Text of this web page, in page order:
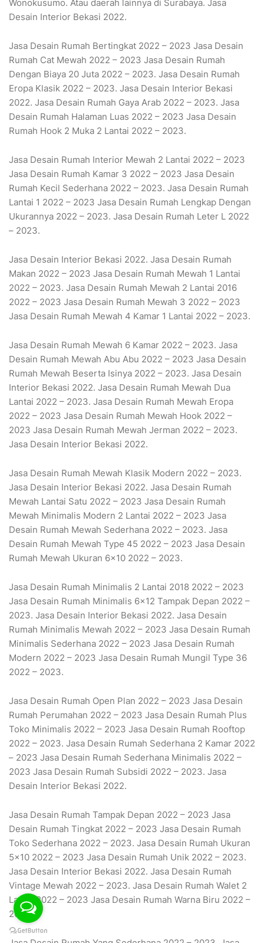
Wonokusumo. Atau daerah lainnya di Surabaya. Jasa
Desain Interior Bekasi 2022.
Jasa Desain Rumah Bertingkat 2022 – 2023 Jasa Desain
Rumah Cat Mewah 2022 – 2023 Jasa Desain Rumah
Dengan Biaya 20 Juta 2022 – 2023. Jasa Desain Rumah
Eropa Klasik 2022 – 2023. Jasa Desain Interior Bekasi
2022. Jasa Desain Rumah Gaya Arab 2022 – 2023. Jasa
Desain Rumah Halaman Luas 2022 – 2023 Jasa Desain
Rumah Hook 2 Muka 2 Lantai 2022 – 2023.
Jasa Desain Rumah Interior Mewah 2 Lantai 2022 – 2023
Jasa Desain Rumah Kamar 3 2022 – 2023 Jasa Desain
Rumah Kecil Sederhana 2022 – 2023. Jasa Desain Rumah
Lantai 1 2022 – 2023 Jasa Desain Rumah Lengkap Dengan
Ukurannya 2022 – 2023. Jasa Desain Rumah Leter L 2022
– 2023.
Jasa Desain Interior Bekasi 2022. Jasa Desain Rumah
Makan 2022 – 2023 Jasa Desain Rumah Mewah 1 Lantai
2022 – 2023. Jasa Desain Rumah Mewah 2 Lantai 2016
2022 – 2023 Jasa Desain Rumah Mewah 3 2022 – 2023
Jasa Desain Rumah Mewah 4 Kamar 1 Lantai 2022 – 2023.
Jasa Desain Rumah Mewah 6 Kamar 2022 – 2023. Jasa
Desain Rumah Mewah Abu Abu 2022 – 2023 Jasa Desain
Rumah Mewah Beserta Isinya 2022 – 2023. Jasa Desain
Interior Bekasi 2022. Jasa Desain Rumah Mewah Dua
Lantai 2022 – 2023. Jasa Desain Rumah Mewah Eropa
2022 – 2023 Jasa Desain Rumah Mewah Hook 2022 –
2023 Jasa Desain Rumah Mewah Jerman 2022 – 2023.
Jasa Desain Interior Bekasi 2022.
Jasa Desain Rumah Mewah Klasik Modern 2022 – 2023.
Jasa Desain Interior Bekasi 2022. Jasa Desain Rumah
Mewah Lantai Satu 2022 – 2023 Jasa Desain Rumah
Mewah Minimalis Modern 2 Lantai 2022 – 2023 Jasa
Desain Rumah Mewah Sederhana 2022 – 2023. Jasa
Desain Rumah Mewah Type 45 2022 – 2023 Jasa Desain
Rumah Mewah Ukuran 6×10 2022 – 2023.
Jasa Desain Rumah Minimalis 2 Lantai 2018 2022 – 2023
Jasa Desain Rumah Minimalis 6×12 Tampak Depan 2022 –
2023. Jasa Desain Interior Bekasi 2022. Jasa Desain
Rumah Minimalis Mewah 2022 – 2023 Jasa Desain Rumah
Minimalis Sederhana 2022 – 2023 Jasa Desain Rumah
Modern 2022 – 2023 Jasa Desain Rumah Mungil Type 36
2022 – 2023.
Jasa Desain Rumah Open Plan 2022 – 2023 Jasa Desain
Rumah Perumahan 2022 – 2023 Jasa Desain Rumah Plus
Toko Minimalis 2022 – 2023 Jasa Desain Rumah Rooftop
2022 – 2023. Jasa Desain Rumah Sederhana 2 Kamar 2022
– 2023 Jasa Desain Rumah Sederhana Minimalis 2022 –
2023 Jasa Desain Rumah Subsidi 2022 – 2023. Jasa
Desain Interior Bekasi 2022.
Jasa Desain Rumah Tampak Depan 2022 – 2023 Jasa
Desain Rumah Tingkat 2022 – 2023 Jasa Desain Rumah
Toko Sederhana 2022 – 2023. Jasa Desain Rumah Ukuran
5×10 2022 – 2023 Jasa Desain Rumah Unik 2022 – 2023.
Jasa Desain Interior Bekasi 2022. Jasa Desain Rumah
Vintage Mewah 2022 – 2023. Jasa Desain Rumah Walet 2
Lantai 2022 – 2023 Jasa Desain Rumah Warna Biru 2022 –
2023.